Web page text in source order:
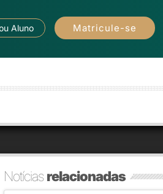
Aluno Matricule-se
Notíciasrelacionadas